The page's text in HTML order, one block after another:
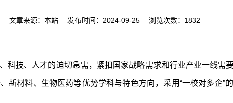
文章来源：本站 发布时间：2024-09-25 浏览次数： 1832
科技、人才的迫切急需，紧扣国家战略需求和行业产业一线需
新材料、生物医药等优势学科与特色方向，采用“一校对多企”